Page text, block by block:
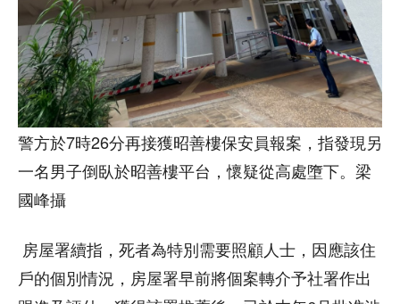
警方於7時26分再接獲昭善樓保安員報案，指發現另
一名男子倒臥於昭善樓平台，懷疑從高處墮下。梁
國峰攝
房屋署續指，死者為特別需要照顧人士，因應該住
戶的個別情況，房屋署早前將個案轉介予社署作出